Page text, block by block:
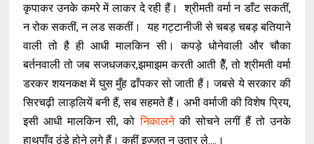
कृपाकर उनके कमरे में लाकर दे रही हैं। श्रीमती वर्मा न डाँट सकतीं,
न रोक सकतीं, न लड सकतीं। यह गट्टानीजी से चबड़ चबड़ बतियाने
वाली तो है ही आधी मालकिन सी। कपड़े धोनेवाली और चौका
बर्तनवाली तो जब सजधजकर,झमाझम करती आती हेैं, तो श्रीमती वर्मा
डरकर शयनकक्ष में घुस मुँह ढाँपकर सो जाती हैं। जबसे ये सरकार की
सिरचढ़ी लाड़लियें बनी हैं, सब सहमते हैैं। अभी वर्माजी की विशेष प्रिय,
इसी आधी मालकिन सी, कोनिकालनेकी सोचने लगीं हैं तो उनके
हाथपाँव ठंडे होने लगे हैं। कहीं इज्जत न उतार ले....।